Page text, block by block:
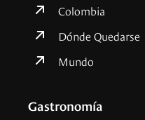
Colombia
Dónde Quedarse
Mundo
Gastronomía